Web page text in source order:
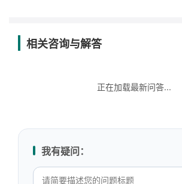
相关咨询与解答
正在加载最新问答...
我有疑问：